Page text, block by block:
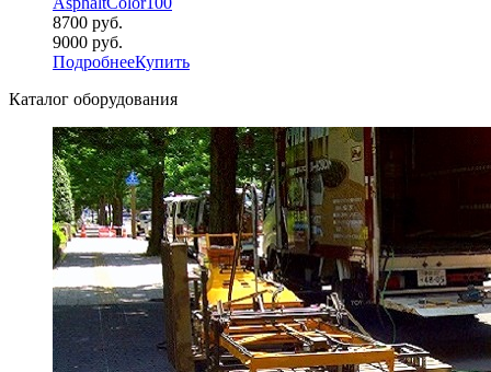
8700 руб.
9000 руб.
ПодробнееКупить
Каталог оборудования